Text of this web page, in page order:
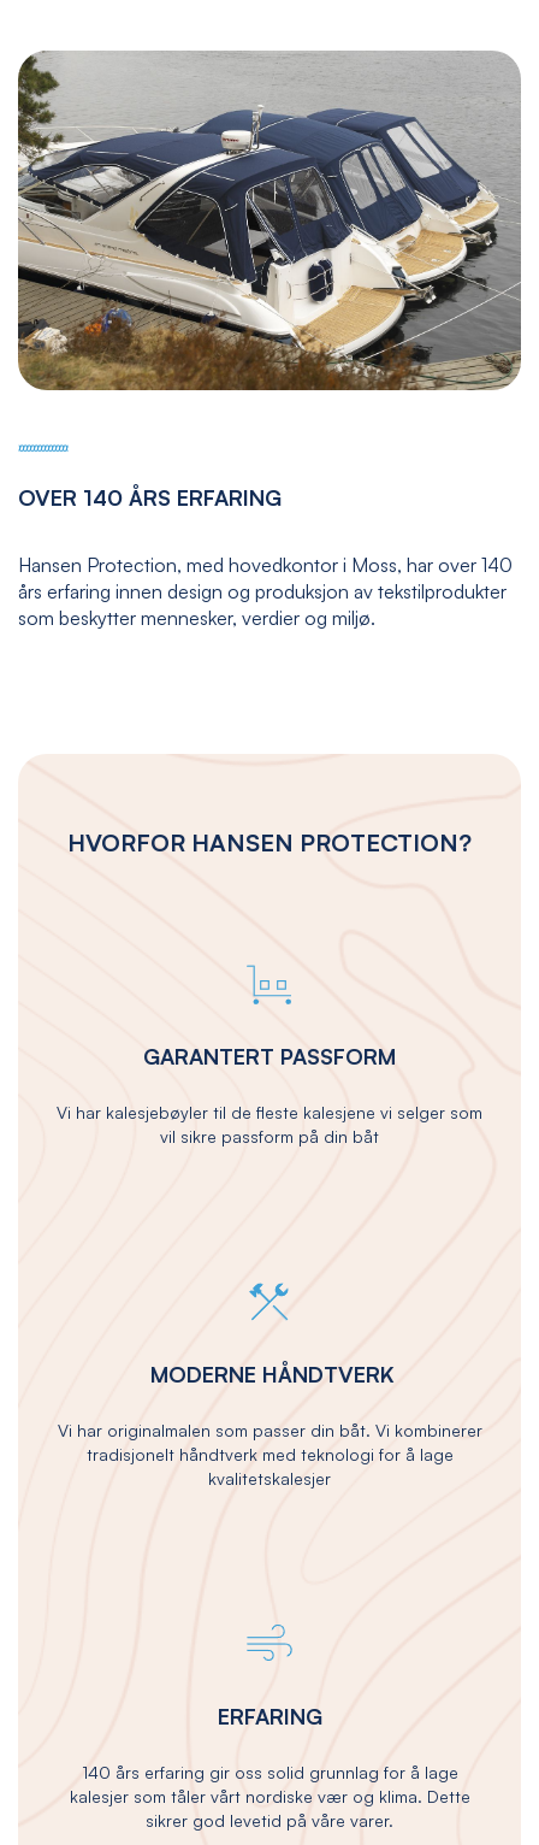
OVER 140 ÅRS ERFARING
Hansen Protection, med hovedkontor i Moss, har over 140
års erfaring innen design og produksjon av tekstilprodukter
som beskytter mennesker, verdier og miljø.
HVORFOR HANSEN PROTECTION?
GARANTERT PASSFORM
Vi har kalesjebøyler til de fleste kalesjene vi selger som
vil sikre passform på din båt
MODERNE HÅNDTVERK
Vi har originalmalen som passer din båt. Vi kombinerer
tradisjonelt håndtverk med teknologi for å lage
kvalitetskalesjer
ERFARING
140 års erfaring gir oss solid grunnlag for å lage
kalesjer som tåler vårt nordiske vær og klima. Dette
sikrer god levetid på våre varer.